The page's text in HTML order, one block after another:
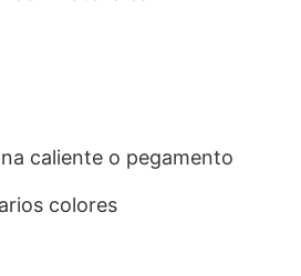
caliente o pegamento
colores